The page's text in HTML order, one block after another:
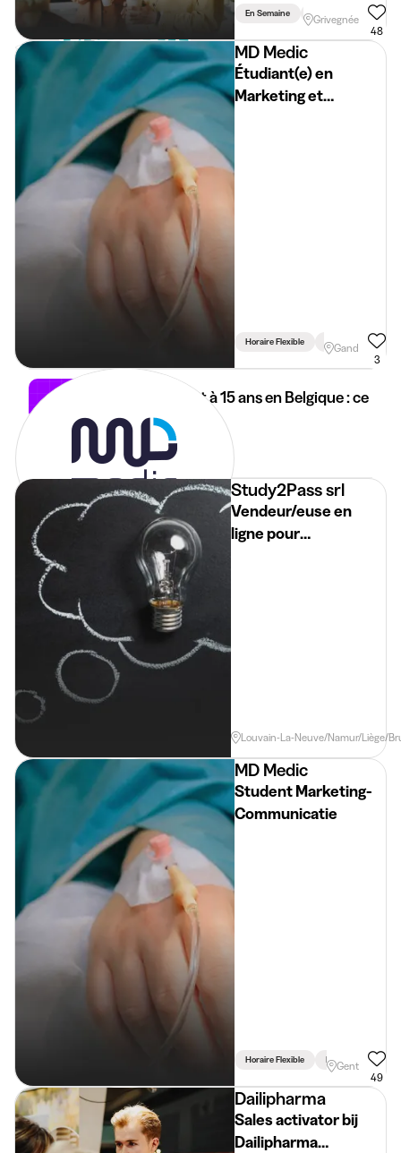
En Semaine Lié Aux Études
Grivegnée
48
MD Medic
Étudiant(e) en
Marketing et
Horaire Flexible Permis Requis
Gand
3
Job étudiant à 15 ans en Belgique : ce
qui change
14 mai 2026
Study2Pass srl
Vendeur/euse en
ligne pour
Louvain-La-Neuve/Namur/Liège/
MD Medic
Student Marketing-
Communicatie
Horaire Flexible Permis Requis
Gent
49
Dailipharma
Sales activator bij
Dailipharma